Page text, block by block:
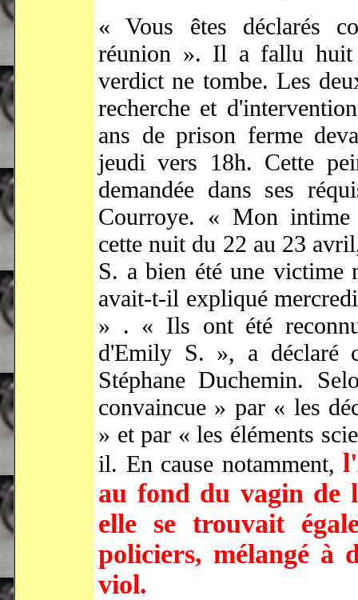
« Vous êtes déclarés
réunion ». Il a fallu huit
verdict ne tombe. Les
recherche et
ans de prison ferme
jeudi vers 18h. Cette
demandée dans ses
Courroye. « Mon
cette nuit du 22 au 23
S. a bien été une victime
avait-t-il expliqué
» . « Ils ont été
d'Emily S. », a déclaré
Stéphane Duchemin.
convaincue » par « les
» et par « les éléments
il. En cause notamment,
au fond du vagin de
elle se trouvait
policiers, mélangé à
viol.